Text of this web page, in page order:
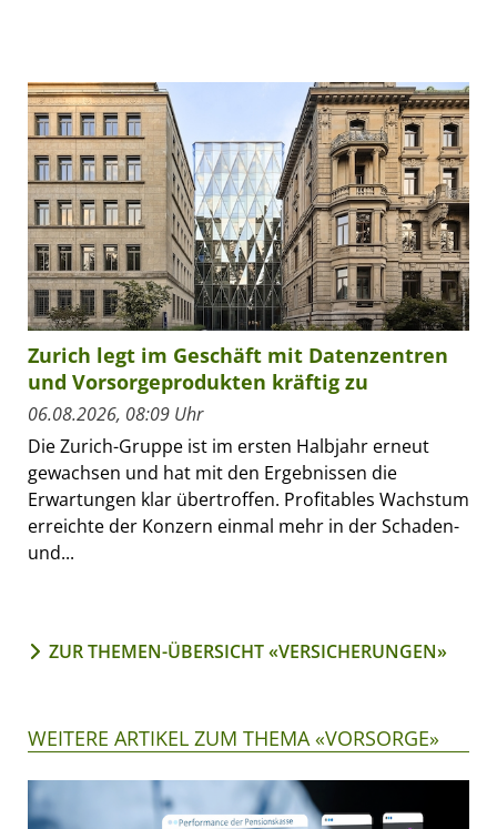
Zurich legt im Geschäft mit Datenzentren
und Vorsorgeprodukten kräftig zu
06.08.2026, 08:09 Uhr
Die Zurich-Gruppe ist im ersten Halbjahr erneut
gewachsen und hat mit den Ergebnissen die
Erwartungen klar übertroffen. Profitables Wachstum
erreichte der Konzern einmal mehr in der Schaden-
und...
ZUR THEMEN-ÜBERSICHT «VERSICHERUNGEN»
WEITERE ARTIKEL ZUM THEMA «VORSORGE»